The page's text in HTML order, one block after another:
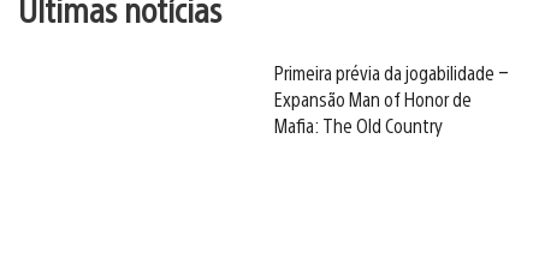
Primeira prévia da jogabilidade –
Expansão Man of Honor de
Mafia: The Old Country